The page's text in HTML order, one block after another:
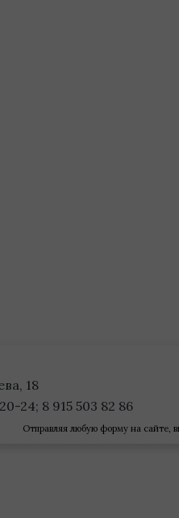
18
24; 8 915 503 82 86
Отправляя любую форму на сайте,